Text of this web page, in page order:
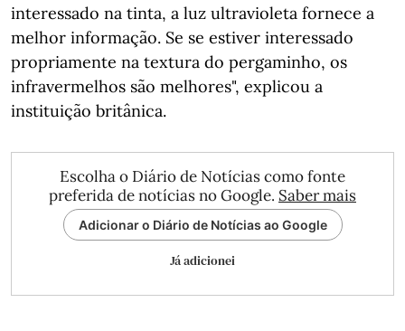
interessado na tinta, a luz ultravioleta fornece a
melhor informação. Se se estiver interessado
propriamente na textura do pergaminho, os
infravermelhos são melhores", explicou a
instituição britânica.
Escolha o Diário de Notícias como fonte
preferida de notícias no Google. Saber mais
Adicionar o Diário de Notícias ao Google
Já adicionei